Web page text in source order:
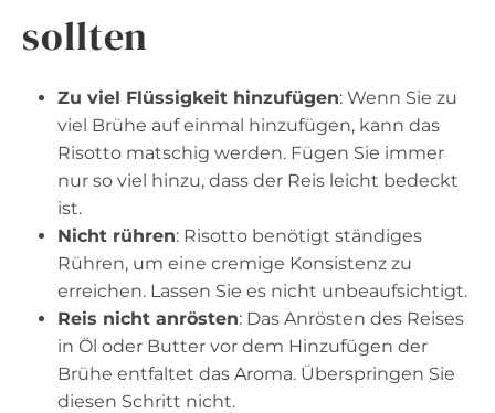
sollten
Zu viel Flüssigkeit hinzufügen: Wenn Sie zu
viel Brühe auf einmal hinzufügen, kann das
Risotto matschig werden. Fügen Sie immer
nur so viel hinzu, dass der Reis leicht bedeckt
ist.
Nicht rühren: Risotto benötigt ständiges
Rühren, um eine cremige Konsistenz zu
erreichen. Lassen Sie es nicht unbeaufsichtigt.
Reis nicht anrösten: Das Anrösten des Reises
in Öl oder Butter vor dem Hinzufügen der
Brühe entfaltet das Aroma. Überspringen Sie
diesen Schritt nicht.